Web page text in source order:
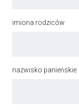
imiona rodziców
nazwisko panieńskie